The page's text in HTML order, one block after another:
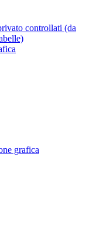
controllati (da
grafica